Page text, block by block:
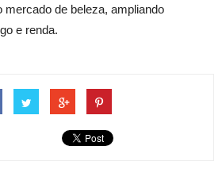
mercado de beleza, ampliando
e renda.